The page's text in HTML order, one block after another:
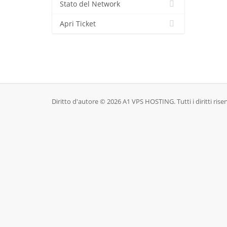
Stato del Network
Apri Ticket
Diritto d'autore © 2026 A1 VPS HOSTING. Tutti i diritti